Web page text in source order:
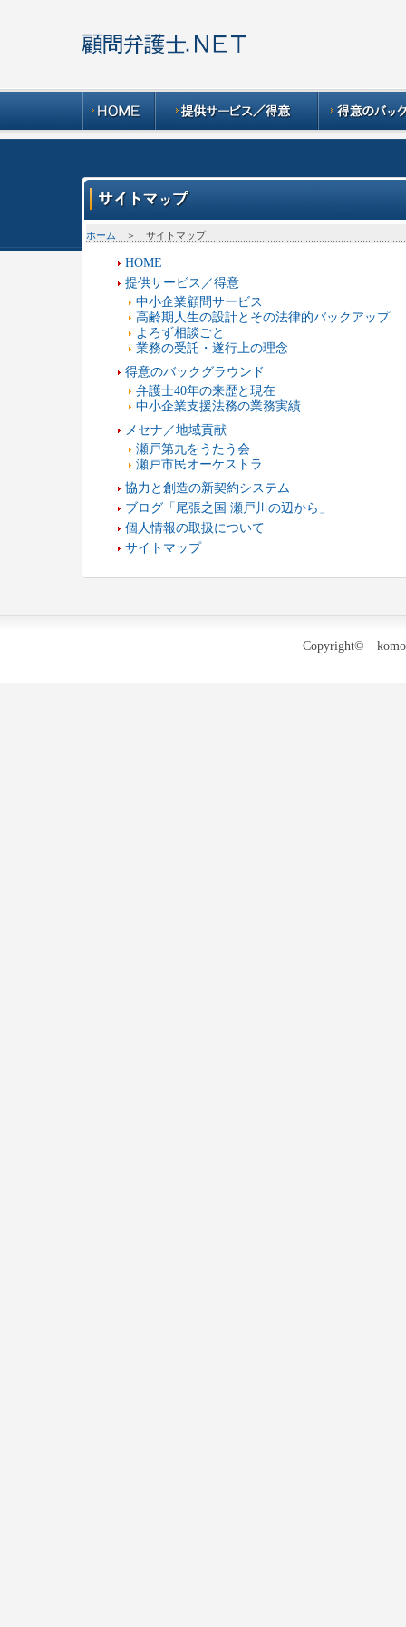
ホーム ＞ サイトマップ
HOME
提供サービス／得意
中小企業顧問サービス
高齢期人生の設計とその法律的バックアップ
よろず相談ごと
業務の受託・遂行上の理念
得意のバックグラウンド
弁護士40年の来歴と現在
中小企業支援法務の業務実績
メセナ／地域貢献
瀬戸第九をうたう会
瀬戸市民オーケストラ
協力と創造の新契約システム
ブログ「尾張之国 瀬戸川の辺から」
個人情報の取扱について
サイトマップ
Copyright©